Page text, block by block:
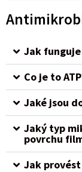
Jak funguje
Co je to
Jaké jsou
Jaký typ
povrchu
Jak